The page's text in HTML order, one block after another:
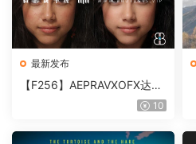
最新发布
【F256】AEPRAVXOFX达芬
奇视频人像磨皮润肤美颜插件
10